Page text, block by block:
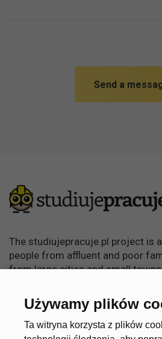
Używamy plików
Ta witryna korzysta z plików
Send a
The studiujepracuje.pl project is
people from affluent and poor
from large cities and small
something in life.
Useful links